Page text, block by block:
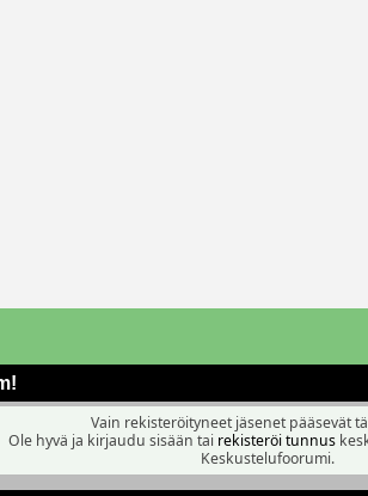
Vain rekisteröityneet jäsenet pääsevät
Ole hyvä ja kirjaudu sisään tai rekisteröi tunnus
Keskustelufoorumi.